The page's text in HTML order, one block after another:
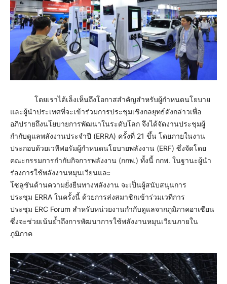
โดยเราได้เล็งเห็นถึงโอกาสสำคัญสำหรับผู้กำหนดนโยบาย
และผู้นำประเทศที่จะเข้าร่วมการประชุมเชิงกลยุทธ์ดังกล่าวเพื่อ
อภิปรายถึงนโยบายการพัฒนาในระดับโลก จึงได้จัดงานประชุมผู้
กำกับดูแลพลังงานประจำปี (ERRA) ครั้งที่ 21 ขึ้น โดยภายในงาน
ประกอบด้วยเวทีฟอรัมผู้กำหนดนโยบายพลังงาน (ERF) ซึ่งจัดโดย
คณะกรรมการกำกับกิจการพลังงาน (กกพ.) ทั้งนี้ กกพ. ในฐานะผู้นำ
ร่องการใช้พลังงานหมุนเวียนและ
โซลูชันด้านความยั่งยืนทางพลังงาน จะเป็นผู้สนับสนุนการ
ประชุม ERRA ในครั้งนี้ ด้วยการส่งสมาชิกเข้าร่วมเวทีการ
ประชุม ERC Forum สำหรับหน่วยงานกำกับดูแลจากภูมิภาคอาเซียน
ซึ่งจะช่วยเน้นย้ำถึงการพัฒนาการใช้พลังงานหมุนเวียนภายใน
ภูมิภาค